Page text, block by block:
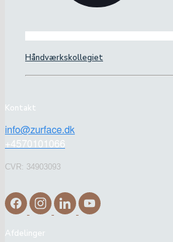
Håndværkskollegiet
Kontakt
CVR: 34903093
Afdelinger